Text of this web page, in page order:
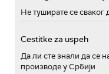
Не туширате се сваког
Cestitke za uspeh
Да ли сте знали да се
производе у Србији